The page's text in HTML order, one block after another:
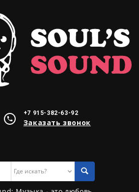
+7 915-382-63-92
Заказать звонок